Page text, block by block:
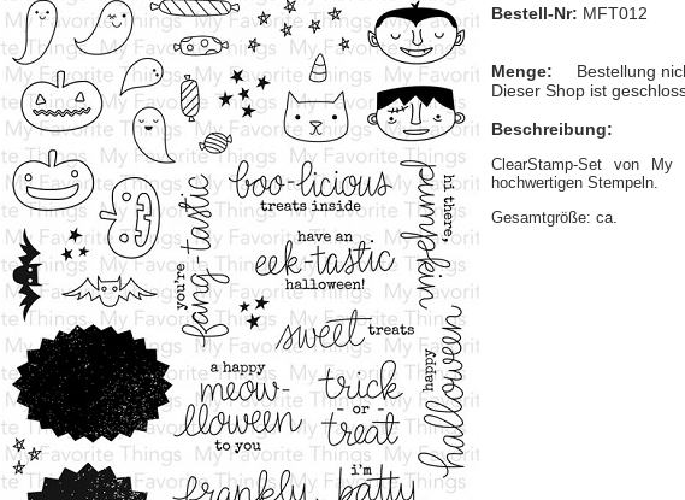
Bestell-Nr: MFT012
Menge:
Bestellung
Dieser Shop ist
Beschreibung:
ClearStamp-Set von
hochwertigen Stempeln.
Gesamtgröße: ca.